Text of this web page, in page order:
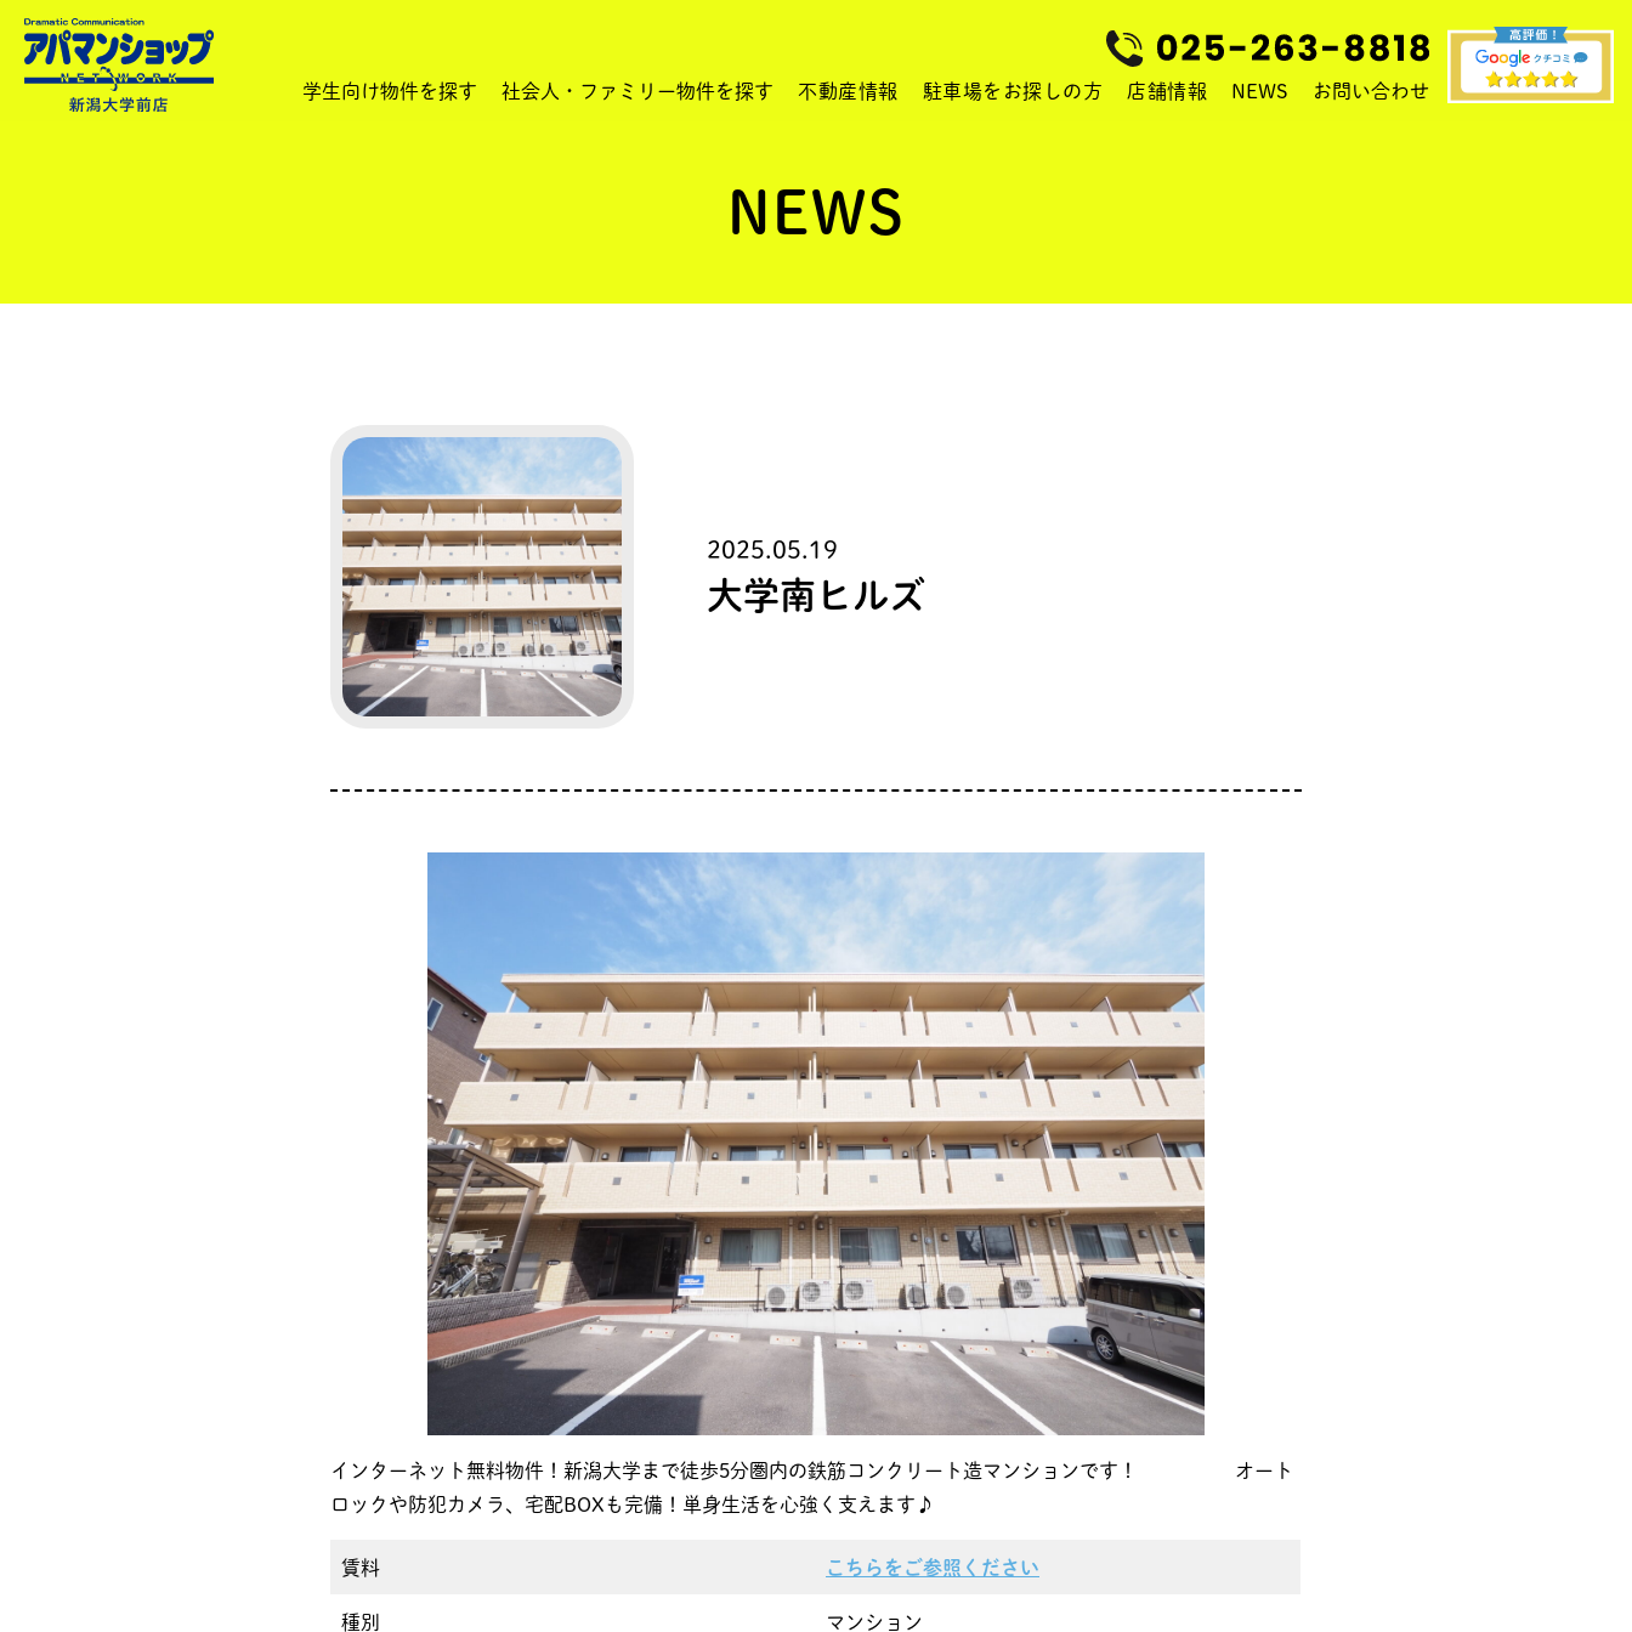
学生向け物件を探す 社会人・ファミリー物件を探す 不動産情報 駐車場をお探しの方 店舗情報 NEWS お問い合わせ
NEWS
2025.05.19
大学南ヒルズ
インターネット無料物件！新潟大学まで徒歩5分圏内の鉄筋コンクリート造マンションです！ オート
ロックや防犯カメラ、宅配BOXも完備！単身生活を心強く支えます♪
賃料 こちらをご参照ください
種別 マンション